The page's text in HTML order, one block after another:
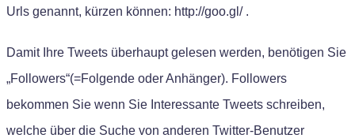
Urls genannt, kürzen können: http://goo.gl/ .
Damit Ihre Tweets überhaupt gelesen werden, benötigen Sie
„Followers“(=Folgende oder Anhänger). Followers
bekommen Sie wenn Sie Interessante Tweets schreiben,
welche über die Suche von anderen Twitter-Benutzer